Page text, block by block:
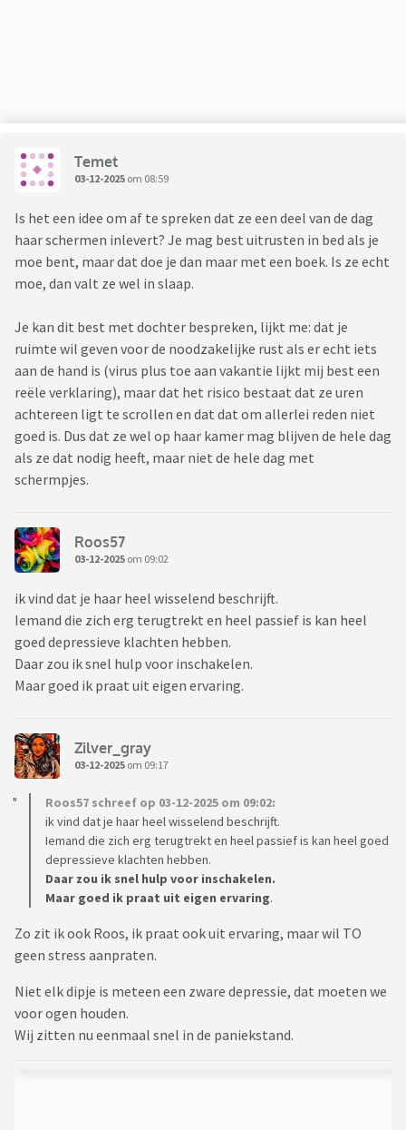
Ze is afgelopen week wel mee geweest boodschappen doen.
Er zijn 2 keer vriendinnen geweest en haar beste vriend is
feestje van hem, maar gister heeft ze heel de dag in bed
gelegen. Nu was ze ook gister ongesteld geworden, dus dat
speelde in elk geval gister een rol in haar bui en gedrag, maar
omdat wij onze dochter niet kennen zoals we haar vorige
maken zit wel in mijn aard, maar ik voel me dus niet fijn bij de
situatie.
Ik heb net even overleg gehad met de huisarts en die zegt
dat we het nog even moeten aankijken.
Wie herkent dit van zijn/haar puber en wat heb je gedaan om
hem/haar weer terug te krijgen naar ‘normaal’?
Temet
03-12-2025 om 08:59
Is het een idee om af te spreken dat ze een deel van de dag
haar schermen inlevert? Je mag best uitrusten in bed als je
moe bent, maar dat doe je dan maar met een boek. Is ze echt
moe, dan valt ze wel in slaap.
Je kan dit best met dochter bespreken, lijkt me: dat je
ruimte wil geven voor de noodzakelijke rust als er echt iets
aan de hand is (virus plus toe aan vakantie lijkt mij best een
reële verklaring), maar dat het risico bestaat dat ze uren
achtereen ligt te scrollen en dat dat om allerlei reden niet
goed is. Dus dat ze wel op haar kamer mag blijven de hele dag
als ze dat nodig heeft, maar niet de hele dag met
schermpjes.
Roos57
03-12-2025 om 09:02
ik vind dat je haar heel wisselend beschrijft.
Iemand die zich erg terugtrekt en heel passief is kan heel
goed depressieve klachten hebben.
Daar zou ik snel hulp voor inschakelen.
Maar goed ik praat uit eigen ervaring.
Zilver_gray
03-12-2025 om 09:17
Roos57 schreef op 03-12-2025 om 09:02:
ik vind dat je haar heel wisselend beschrijft.
Iemand die zich erg terugtrekt en heel passief is kan heel goed
depressieve klachten hebben.
Daar zou ik snel hulp voor inschakelen.
Maar goed ik praat uit eigen ervaring.
Zo zit ik ook Roos, ik praat ook uit ervaring, maar wil TO
geen stress aanpraten.
Niet elk dipje is meteen een zware depressie, dat moeten we
voor ogen houden.
Wij zitten nu eenmaal snel in de paniekstand.